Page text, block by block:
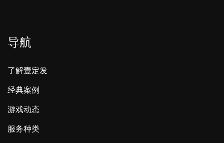
导航
了解壹定发
经典案例
游戏动态
服务种类